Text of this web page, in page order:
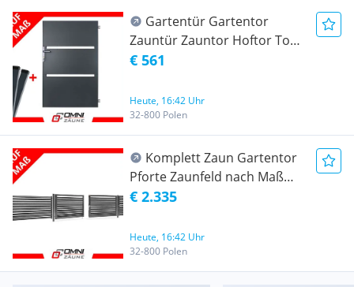
Gartentür Gartentor
Zauntür Zauntor Hoftor Tor
Gartenpforte nach Maß
FARBE
€ 561
Heute, 16:42 Uhr
32-800 Polen
Komplett Zaun Gartentor
Pforte Zaunfeld nach Maß
Jalousie BR.12 Muster Tür Tor
Gartenzaun Einfahrtstor
Optional Schebetor
Schwebetor
€ 2.335
Heute, 16:42 Uhr
32-800 Polen